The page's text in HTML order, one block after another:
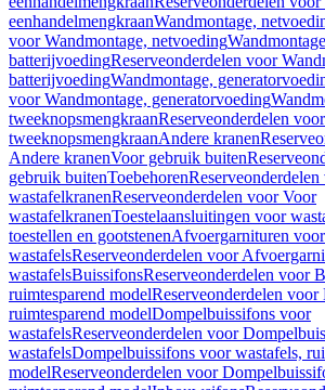
eenhandelmengkraanWandmontage,
voor Wandmontage, netvoeding
batterijvoedingReserveonderdelen voor
batterijvoedingWandmontage,
voor Wandmontage, generatorvoeding
tweeknopsmengkraanReserveonderdelen
tweeknopsmengkraanAndere kranen
Andere kranenVoor gebruik buiten
gebruik buitenToebehoren
wastafelkranenReserveonderdelen voor Voor
wastafelkranenToestelaansluitingen voor
toestellen en gootstenenAfvoergarnituren voor
wastafelsReserveonderdelen voor
wastafelsBuissifonsReserveonderdelen voor
ruimtesparend modelReserveonderdelen voor
ruimtesparend modelDompelbuissifons voor
wastafelsReserveonderdelen voor
wastafelsDompelbuissifons voor wastafels,
modelReserveonderdelen voor